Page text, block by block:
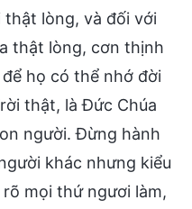
thật lòng, và đối với
thật lòng, cơn thịnh
họ có thể nhớ đời
thật, là Đức Chúa
người. Đừng hành
khác nhưng kiểu
mọi thứ ngươi làm,